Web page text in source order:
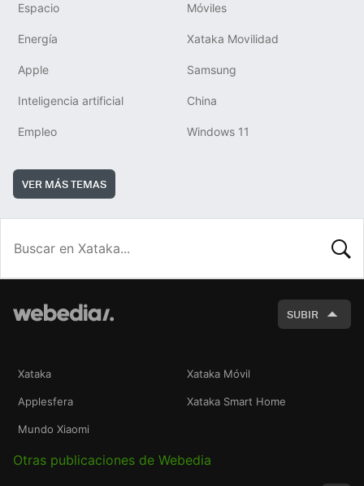
Espacio Móviles
Energía Xataka Movilidad
Apple Samsung
Inteligencia artificial China
Empleo Windows 11
VER MÁS TEMAS
SUBIR
Xataka Xataka Móvil
Applesfera Xataka Smart Home
Mundo Xiaomi
Otras publicaciones de Webedia